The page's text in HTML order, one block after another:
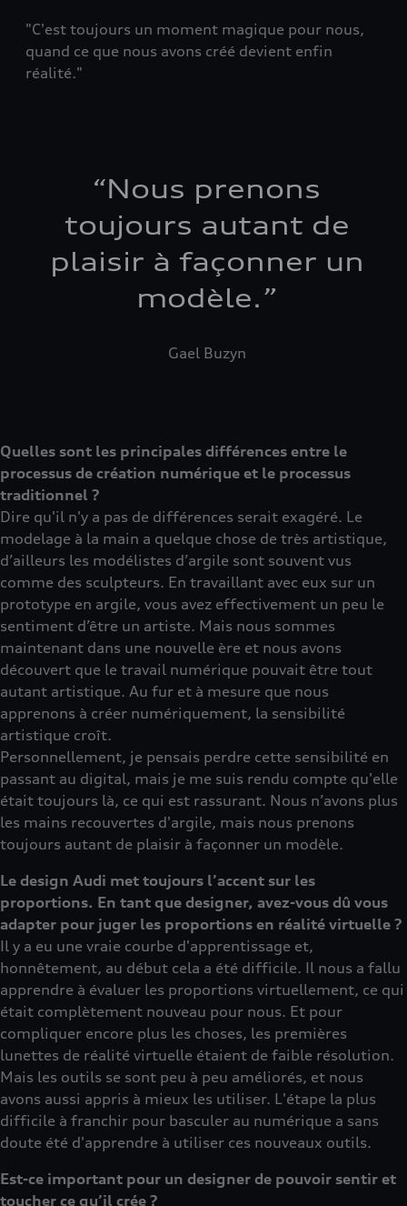
"C'est toujours un moment magique pour nous,
quand ce que nous avons créé devient enfin
réalité."
“Nous prenons
toujours autant de
plaisir à façonner un
modèle.”
Gael Buzyn
Quelles sont les principales différences entre le
processus de création numérique et le processus
traditionnel ?
Dire qu'il n'y a pas de différences serait exagéré. Le
modelage à la main a quelque chose de très artistique,
d’ailleurs les modélistes d’argile sont souvent vus
comme des sculpteurs. En travaillant avec eux sur un
prototype en argile, vous avez effectivement un peu le
sentiment d’être un artiste. Mais nous sommes
maintenant dans une nouvelle ère et nous avons
découvert que le travail numérique pouvait être tout
autant artistique. Au fur et à mesure que nous
apprenons à créer numériquement, la sensibilité
artistique croît.
Personnellement, je pensais perdre cette sensibilité en
passant au digital, mais je me suis rendu compte qu'elle
était toujours là, ce qui est rassurant. Nous n’avons plus
les mains recouvertes d'argile, mais nous prenons
toujours autant de plaisir à façonner un modèle.
Le design Audi met toujours l’accent sur les
proportions. En tant que designer, avez-vous dû vous
adapter pour juger les proportions en réalité virtuelle ?
Il y a eu une vraie courbe d'apprentissage et,
honnêtement, au début cela a été difficile. Il nous a fallu
apprendre à évaluer les proportions virtuellement, ce qui
était complètement nouveau pour nous. Et pour
compliquer encore plus les choses, les premières
lunettes de réalité virtuelle étaient de faible résolution.
Mais les outils se sont peu à peu améliorés, et nous
avons aussi appris à mieux les utiliser. L'étape la plus
difficile à franchir pour basculer au numérique a sans
doute été d'apprendre à utiliser ces nouveaux outils.
Est-ce important pour un designer de pouvoir sentir et
toucher ce qu’il crée ?